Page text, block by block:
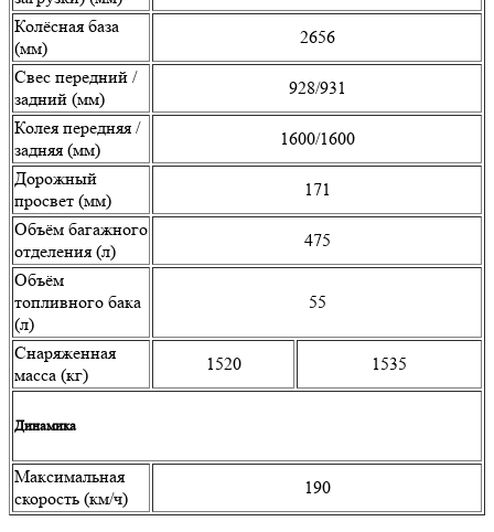
Колёсная база
(мм)
2656
Свес передний /
задний (мм)
928/931
Колея передняя /
задняя (мм)
1600/1600
Дорожный
просвет (мм)
171
Объём багажного
отделения (л)
475
Объём
топливного бака
(л)
55
Снаряженная
масса (кг)
1520 1535
Динамика
Максимальная
скорость (км/ч)
190